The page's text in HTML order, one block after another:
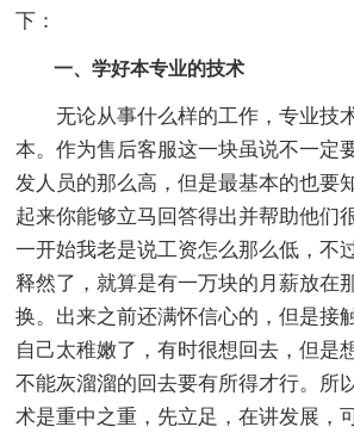
下：
一、学好本专业的技术
无论从事什么样的工作，专业技
本。作为售后客服这一块虽说不一定
发人员的那么高，但是最基本的也要
起来你能够立马回答得出并帮助他们
一开始我老是说工资怎么那么低，不
释然了，就算是有一万块的月薪放在
换。出来之前还满怀信心的，但是接
自己太稚嫩了，有时很想回去，但是
不能灰溜溜的回去要有所得才行。所
术是重中之重，先立足，在讲发展，